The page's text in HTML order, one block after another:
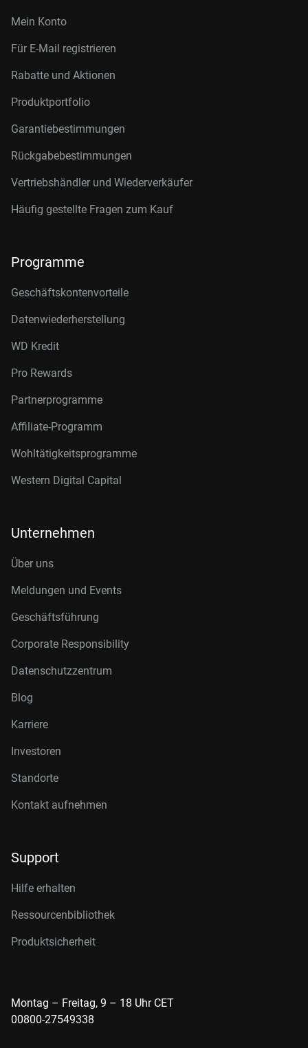
Mein Konto
Für E-Mail registrieren
Rabatte und Aktionen
Produktportfolio
Garantiebestimmungen
Rückgabebestimmungen
Vertriebshändler und Wiederverkäufer
Häufig gestellte Fragen zum Kauf
Programme
Geschäftskontenvorteile
Datenwiederherstellung
WD Kredit
Pro Rewards
Partnerprogramme
Affiliate-Programm
Wohltätigkeitsprogramme
Western Digital Capital
Unternehmen
Über uns
Meldungen und Events
Geschäftsführung
Corporate Responsibility
Datenschutzzentrum
Blog
Karriere
Investoren
Standorte
Kontakt aufnehmen
Support
Hilfe erhalten
Ressourcenbibliothek
Produktsicherheit
Montag – Freitag, 9 – 18 Uhr CET
00800-27549338